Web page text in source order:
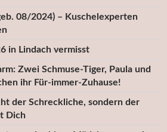
08/2024) – Kuschelexperten
in Lindach vermisst
Zwei Schmuse-Tiger, Paula und
ihr Für-immer-Zuhause!
der Schreckliche, sondern der
Dich